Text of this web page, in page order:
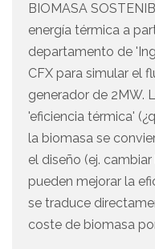
BIOMASA
energía térmica a
departamento de
CFX para simular el
generador de 2MW.
'eficiencia térmica'
la biomasa se
el diseño (ej.
pueden mejorar la
se traduce
coste de biomasa